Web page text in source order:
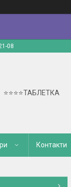
08
⭐⭐⭐⭐ТАБЛЕТКА
Контакти